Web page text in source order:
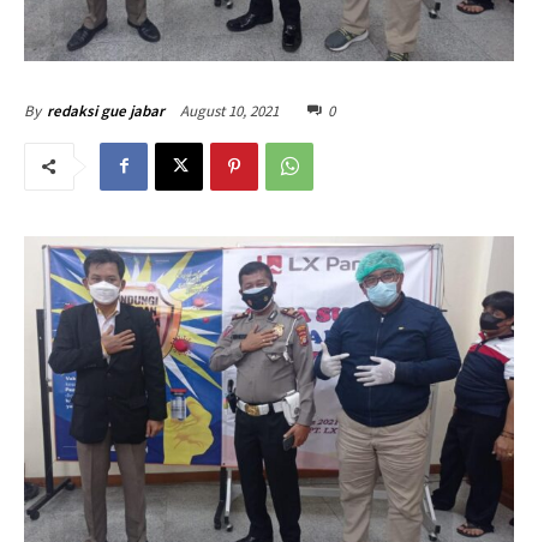
By redaksi gue jabar August 10, 2021 0